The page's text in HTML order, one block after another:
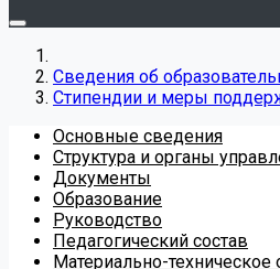
Сведения об
Стипендии и меры
Основные сведения
Структура и органы
Документы
Образование
Руководство
Педагогический состав
Материально-техническое